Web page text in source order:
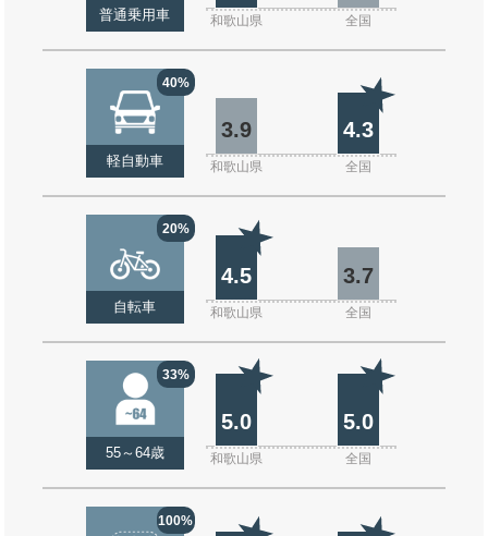
普通乗用車 和歌山県 全国
40%
軽自動車
3.9 4.3
和歌山県 全国
20%
自転車
4.5 3.7
和歌山県 全国
33%
55～64歳
5.0 5.0
和歌山県 全国
100%